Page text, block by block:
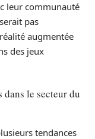
leur communauté
pas
augmentée
des jeux
dans le secteur du
tendances